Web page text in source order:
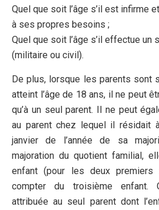
Quel que soit l’âge s’il est infirme
à ses propres besoins ;
Quel que soit l’âge s’il effectue un
(militaire ou civil).
De plus, lorsque les parents sont
atteint l’âge de 18 ans, il ne peut
qu’à un seul parent. Il ne peut
au parent chez lequel il résidait
janvier de l’année de sa
majoration du quotient familial,
enfant (pour les deux
compter du troisième enfant.
attribuée au seul parent dont